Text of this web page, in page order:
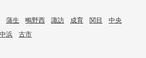
蒲生 鴫野西 諏訪 成育 関目
中央
浜 古市